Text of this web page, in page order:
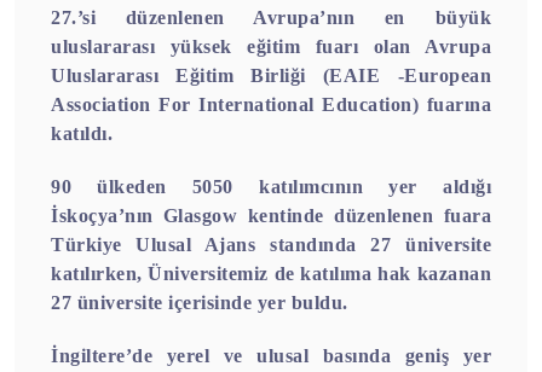
27.’si düzenlenen Avrupa’nın en büyük
uluslararası yüksek eğitim fuarı olan Avrupa
Uluslararası Eğitim Birliği (EAIE -European
Association For International Education) fuarına
katıldı.
90 ülkeden 5050 katılımcının yer aldığı
İskoçya’nın Glasgow kentinde düzenlenen fuara
Türkiye Ulusal Ajans standında 27 üniversite
katılırken, Üniversitemiz de katılıma hak kazanan
27 üniversite içerisinde yer buldu.
İngiltere’de yerel ve ulusal basında geniş yer